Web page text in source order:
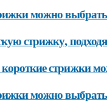
можно
стрижку,
стрижки
можно